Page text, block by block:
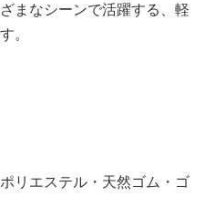
まなシーンで活躍する、軽
。
リエステル・天然ゴム・ゴ